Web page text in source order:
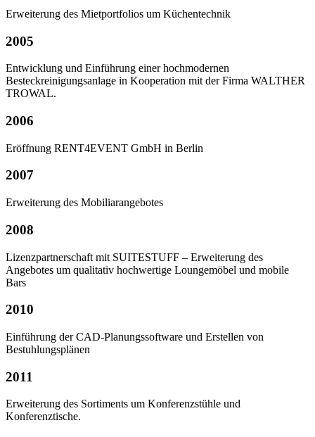
Erweiterung des Mietportfolios um Küchentechnik
2005
Entwicklung und Einführung einer hochmodernen
Besteckreinigungsanlage in Kooperation mit der Firma WALTHER
TROWAL.
2006
Eröffnung RENT4EVENT GmbH in Berlin
2007
Erweiterung des Mobiliarangebotes
2008
Lizenzpartnerschaft mit SUITESTUFF – Erweiterung des
Angebotes um qualitativ hochwertige Loungemöbel und mobile
Bars
2010
Einführung der CAD-Planungssoftware und Erstellen von
Bestuhlungsplänen
2011
Erweiterung des Sortiments um Konferenzstühle und
Konferenztische.